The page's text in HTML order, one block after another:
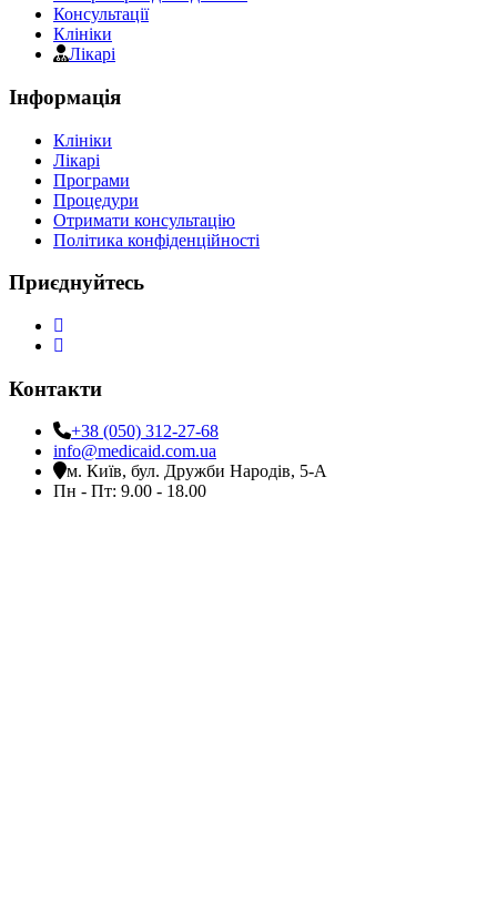
Консультації
Клініки
Лікарі
Інформація
Клініки
Лікарі
Програми
Процедури
Отримати консультацію
Політика конфіденційності
Приєднуйтесь
Контакти
+38 (050) 312-27-68
info@medicaid.com.ua
м. Київ, бул. Дружби Народів, 5-А
Пн - Пт: 9.00 - 18.00